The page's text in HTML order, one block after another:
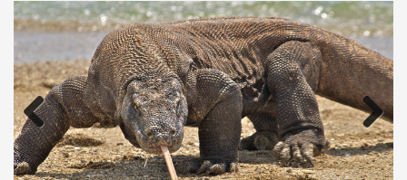
Previous Next